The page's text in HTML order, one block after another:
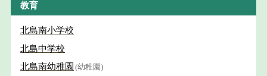
教育
北島南小学校
北島中学校
北島南幼稚園 (幼稚園)